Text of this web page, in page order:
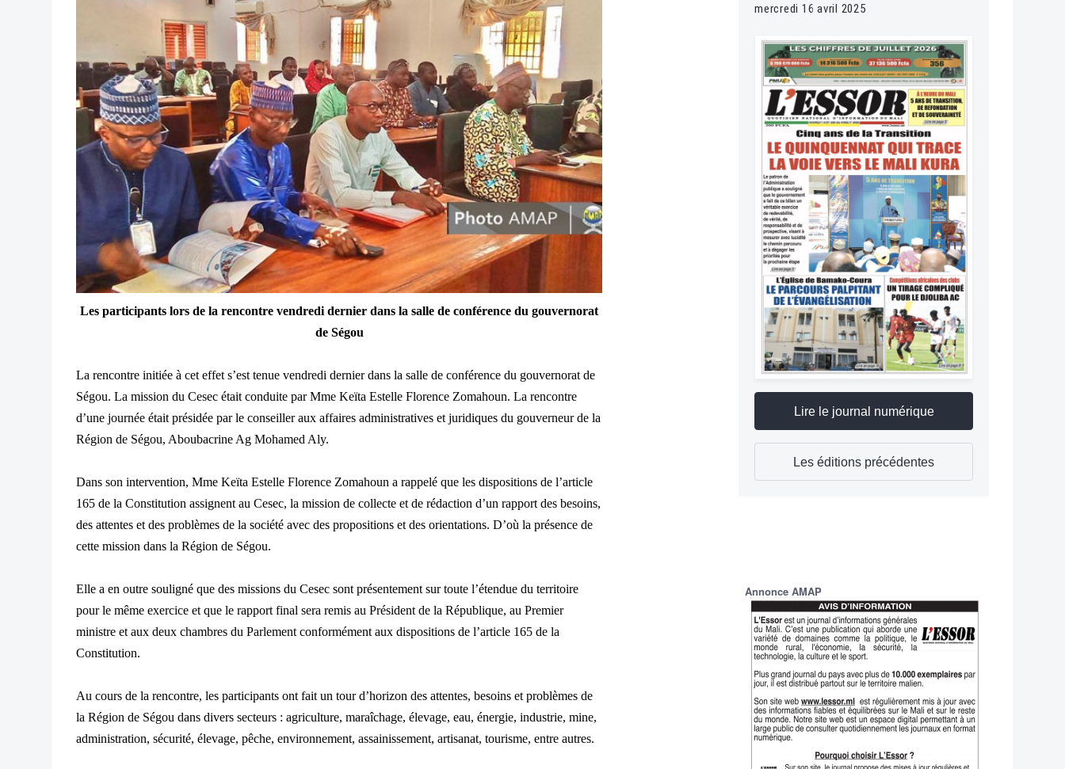
Les participants lors de la rencontre vendredi dernier dans la salle de conférence du gouvernorat
de Ségou
La rencontre initiée à cet effet s’est tenue vendredi dernier dans la salle de conférence du gouvernorat de
Ségou. La mission du Cesec était conduite par Mme Keïta Estelle Florence Zomahoun. La rencontre
d’une journée était présidée par le conseiller aux affaires administratives et juridiques du gouverneur de la
Région de Ségou, Aboubacrine Ag Mohamed Aly.
Dans son intervention, Mme Keïta Estelle Florence Zomahoun a rappelé que les dispositions de l’article
165 de la Constitution assignent au Cesec, la mission de collecte et de rédaction d’un rapport des besoins,
des attentes et des problèmes de la société avec des propositions et des orientations. D’où la présence de
cette mission dans la Région de Ségou.
Elle a en outre souligné que des missions du Cesec sont présentement sur toute l’étendue du territoire
pour le même exercice et que le rapport final sera remis au Président de la République, au Premier
ministre et aux deux chambres du Parlement conformément aux dispositions de l’article 165 de la
Constitution.
Au cours de la rencontre, les participants ont fait un tour d’horizon des attentes, besoins et problèmes de
la Région de Ségou dans divers secteurs : agriculture, maraîchage, élevage, eau, énergie, industrie, mine,
administration, sécurité, élevage, pêche, environnement, assainissement, artisanat, tourisme, entre autres.
mercredi 16 avril 2025
Lire le journal numérique
Les éditions précédentes
Annonce AMAP